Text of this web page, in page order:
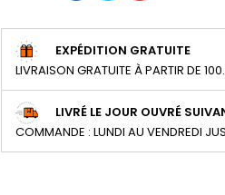
EXPÉDITION GRATUITE
LIVRAISON GRATUITE À PARTIR DE
LIVRÉ LE JOUR OUVRÉ
COMMANDE : LUNDI AU VENDREDI